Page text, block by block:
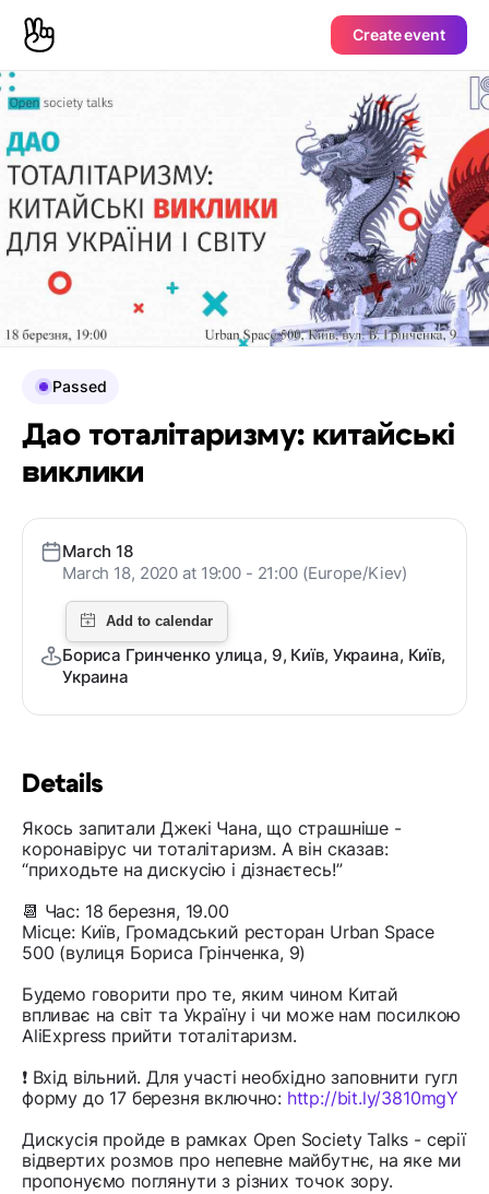
Create event
Details
Якось запитали Джекі Чана, що страшніше -
коронавірус чи тоталітаризм. А він сказав:
“приходьте на дискусію і дізнаєтесь!”
📆 Час: 18 березня, 19.00
Місце: Київ, Громадський ресторан Urban Space
500 (вулиця Бориса Грінченка, 9)
Будемо говорити про те, яким чином Китай
впливає на світ та Україну і чи може нам посилкою
AliExpress прийти тоталітаризм.
❗️ Вхід вільний. Для участі необхідно заповнити гугл
форму до 17 березня включно: http://bit.ly/3810mgY
Дискусія пройде в рамках Open Society Talks - серії
відвертих розмов про непевне майбутнє, на яке ми
пропонуємо поглянути з різних точок зору.
Passed
Дао тоталітаризму: китайські
виклики
March 18
March 18, 2020 at 19:00 - 21:00 (Europe/Kiev)
Бориса Гринченко улица, 9, Київ, Украина, Київ,
Украина